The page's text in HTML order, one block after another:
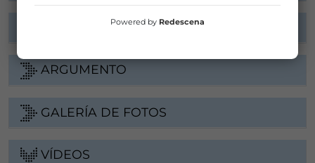
FICHA ARTÍSTICA
ARGUMENTO
GALERÍA DE FOTOS
VÍDEOS
Powered by Redescena